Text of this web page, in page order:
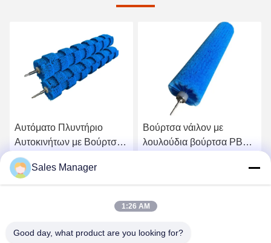
Αυτόματο Πλυντήριο
Αυτοκινήτων με Βούρτσα
Τροχού με Υψηλό/Χαμηλό
Χνούδι από Ανοξείδωτο
Χάλυβα
Πάρτε την καλύτερη τιμή
Βούρτσα νάιλον με
λουλούδια βούρτσα PBT
κυλίνδρος για απαλό
καθαρισμό
Sales Manager
1:26 AM
Good day, what product are you looking for?